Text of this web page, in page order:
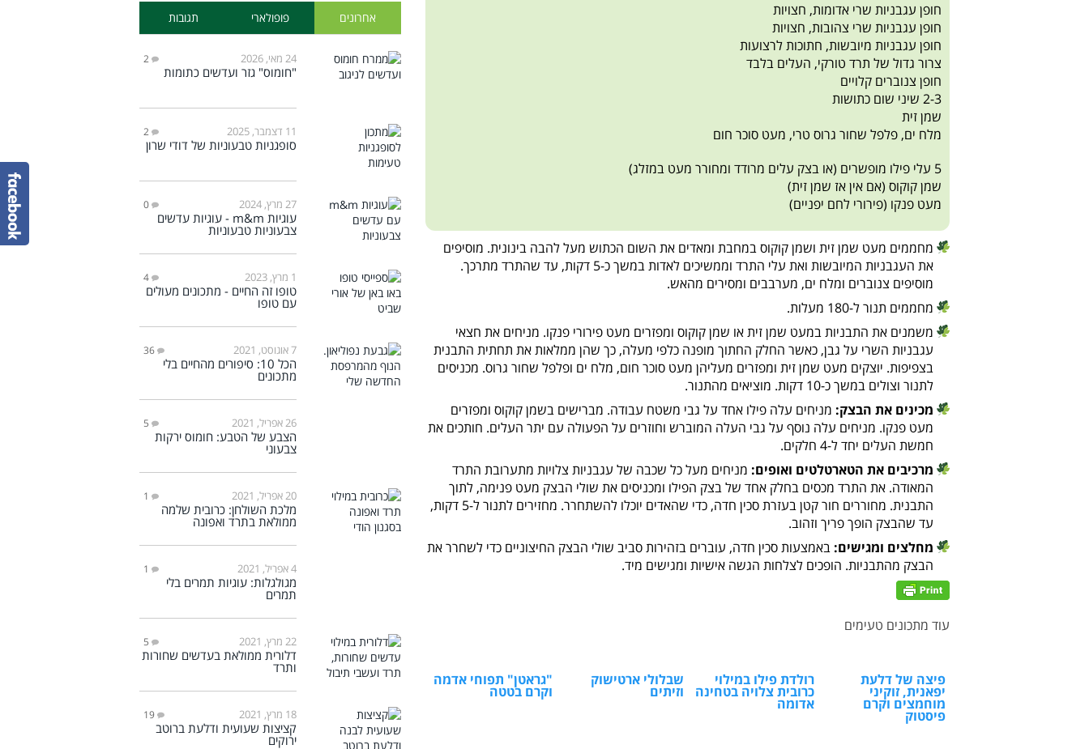
חופן עגבניות שרי אדומות, חצויות
חופן עגבניות שרי צהובות, חצויות
חופן עגבניות מיובשות, חתוכות לרצועות
צרור גדול של תרד טורקי, העלים בלבד
חופן צנוברים קלויים
2-3 שיני שום כתושות
שמן זית
מלח ים, פלפל שחור גרוס טרי, מעט סוכר חום
5 עלי פילו מופשרים (או בצק עלים מרודד ומחורר מעט במזלג)
שמן קוקוס (אם אין אז שמן זית)
מעט פנקו (פירורי לחם יפניים)
מחממים מעט שמן זית ושמן קוקוס במחבת ומאדים את השום הכתוש מעל להבה בינונית. מוסיפים
את העגבניות המיובשות ואת עלי התרד וממשיכים לאדות במשך כ-5 דקות, עד שהתרד מתרכך.
מוסיפים צנוברים ומלח ים, מערבבים ומסירים מהאש.
מחממים תנור ל-180 מעלות.
משמנים את התבניות במעט שמן זית או שמן קוקוס ומפזרים מעט פירורי פנקו. מניחים את חצאי
עגבניות השרי על גבן, כאשר החלק החתוך מופנה כלפי מעלה, כך שהן ממלאות את תחתית התבנית
בצפיפות. יוצקים מעט שמן זית ומפזרים מעליהן מעט סוכר חום, מלח ים ופלפל שחור גרוס. מכניסים
לתנור וצולים במשך כ-10 דקות. מוציאים מהתנור.
מכינים את הבצק: מניחים עלה פילו אחד על גבי משטח עבודה. מברישים בשמן קוקוס ומפזרים
מעט פנקו. מניחים עלה נוסף על גבי העלה המוברש וחוזרים על הפעולה עם יתר העלים. חותכים את
חמשת העלים יחד ל-4 חלקים.
מרכיבים את הטארטלטים ואופים: מניחים מעל כל שכבה של עגבניות צלויות מתערובת התרד
המאודה. את התרד מכסים בחלק אחד של בצק הפילו ומכניסים את שולי הבצק מעט פנימה, לתוך
התבנית. מחוררים חור קטן בעזרת סכין חדה, כדי שהאדים יוכלו להשתחרר. מחזירים לתנור ל-5 דקות,
עד שהבצק הופך פריך וזהוב.
מחלצים ומגישים: באמצעות סכין חדה, עוברים בזהירות סביב שולי הבצק החיצוניים כדי לשחרר את
הבצק מהתבניות. הופכים לצלחות הגשה אישיות ומגישים מיד.
עוד מתכונים טעימים
פיצה של דלעת
יפאנית, זוקיני
מוחמצים וקרם
פיסטוק
רולדת פילו במילוי
כרובית צלויה בטחינה
אדומה
שבלולי ארטישוק
וזיתים
"גראטן" תפוחי אדמה
וקרם בטטה
אחרונים פופולארי תגובות
24 מאי, 2026 2
"חומוס" גזר ועדשים כתומות
11 דצמבר, 2025 2
סופגניות טבעוניות של דודי שרון
27 מרץ, 2024 0
עוגיות m&m - עוגיות עדשים
צבעוניות טבעוניות
1 מרץ, 2023 4
טופו זה החיים - מתכונים מעולים
עם טופו
7 אוגוסט, 2021 36
הכל 10: סיפורים מהחיים בלי
מתכונים
26 אפריל, 2021 5
הצבע של הטבע: חומוס ירקות
צבעוני
20 אפריל, 2021 1
מלכת השולחן: כרובית שלמה
ממולאת בתרד ואפונה
4 אפריל, 2021 1
מגולגלות: עוגיות תמרים בלי
תמרים
22 מרץ, 2021 5
דלורית ממולאת בעדשים שחורות
ותרד
18 מרץ, 2021 19
קציצות שעועית ודלעת ברוטב
ירוקים